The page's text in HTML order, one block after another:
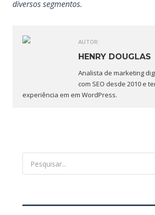
diversos segmentos.
AUTOR:
HENRY DOUGLAS
Analista de marketing
com SEO desde 2010 e
experiência em em WordPress.